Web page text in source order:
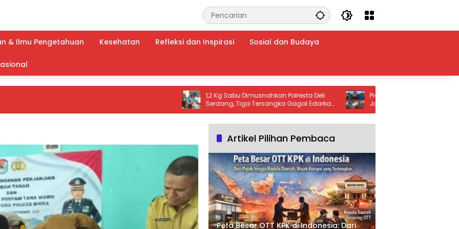
& Ilmu Pengetahuan Kesehatan Refleksi dan Inspirasi Sosial dan Budaya
1,2 Kg Sabu Dimusnahkan Polresta Deli
Serdang, Tiga Tersangka Gagal Edarkan
Ribuan Dosis Narkoba”.
Program CSR PT WHW Bantu
Jalan Provinsi
Warga Apresiasi Kepedulian
Artikel Pilihan Pembaca
Peta Besar OTT KPK di Indonesia: Dari